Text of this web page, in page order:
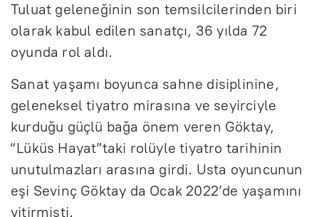
Tuluat geleneğinin son temsilcilerinden biri
olarak kabul edilen sanatçı, 36 yılda 72
oyunda rol aldı.
Sanat yaşamı boyunca sahne disiplinine,
geleneksel tiyatro mirasına ve seyirciyle
kurduğu güçlü bağa önem veren Göktay,
“Lüküs Hayat”taki rolüyle tiyatro tarihinin
unutulmazları arasına girdi. Usta oyuncunun
eşi Sevinç Göktay da Ocak 2022’de yaşamını
yitirmişti.